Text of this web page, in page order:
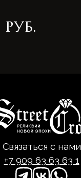
руб.
Связаться с нами
+7 909 63 63 63 1